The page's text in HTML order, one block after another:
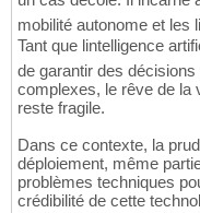
mobilité autonome et les
Tant que lintelligence
de garantir des
complexes, le rêve de la
reste fragile.
Dans ce contexte, la
déploiement, même
problèmes techniques
crédibilité de cette